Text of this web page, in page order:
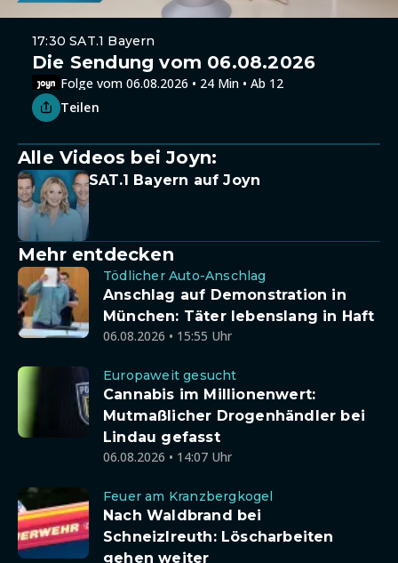
17:30 SAT.1 Bayern
Die Sendung vom 06.08.2026
Folge vom 06.08.2026 • 24 Min • Ab 12
Teilen
Alle Videos bei Joyn:
SAT.1 Bayern auf Joyn
Mehr entdecken
Tödlicher Auto-Anschlag
Anschlag auf Demonstration in
München: Täter lebenslang in Haft
06.08.2026 • 15:55 Uhr
Europaweit gesucht
Cannabis im Millionenwert:
Mutmaßlicher Drogenhändler bei
Lindau gefasst
06.08.2026 • 14:07 Uhr
Feuer am Kranzbergkogel
Nach Waldbrand bei
Schneizlreuth: Löscharbeiten
gehen weiter